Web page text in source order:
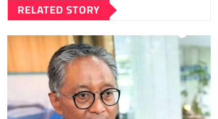
RELATED STORY